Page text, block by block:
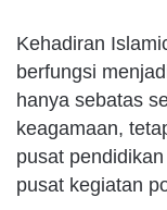
Kehadiran
berfungsi
hanya sebatas
keagamaan,
pusat
pusat kegiatan